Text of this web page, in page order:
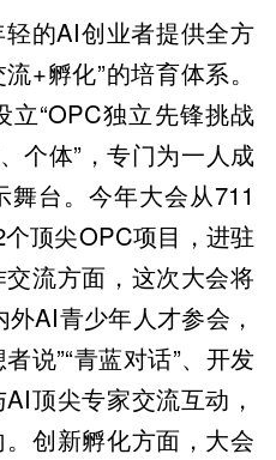
的AI创业者提供全方
+孵化”的培育体系。
“OPC独立先锋挑战
个体”，专门为一人成
台。今年大会从711
顶尖OPC项目，进驻
流方面，这次大会将
AI青少年人才参会，
说”“青蓝对话”、开发
顶尖专家交流互动，
创新孵化方面，大会